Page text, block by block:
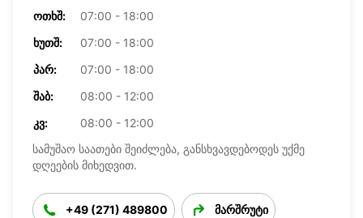
ᲝᲗᲮᲨ:
07:00 - 18:00
ᲮᲣᲗᲨ:
07:00 - 18:00
ᲞᲐᲠ:
07:00 - 18:00
ᲨᲐᲑ:
08:00 - 12:00
ᲙᲕ:
08:00 - 12:00
სამუშაო საათები შეიძლება, განსხვავდებოდეს უქმე
დღეების მიხედვით.
+49 (271) 489800 მარშრუტი